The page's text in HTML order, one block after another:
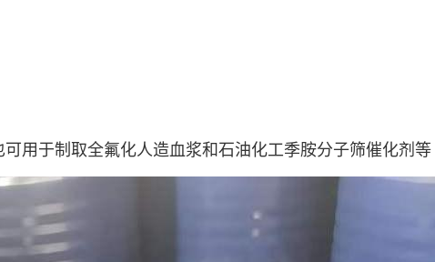
用于制取全氟化人造血浆和石油化工季胺分子筛催化剂等